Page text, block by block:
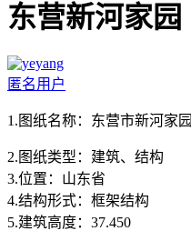
东营新河家园
匿名用户
1.图纸名称：东营市新河家园
2.图纸类型：建筑、结构
3.位置：山东省
4.结构形式：框架结构
5.建筑高度：37.450